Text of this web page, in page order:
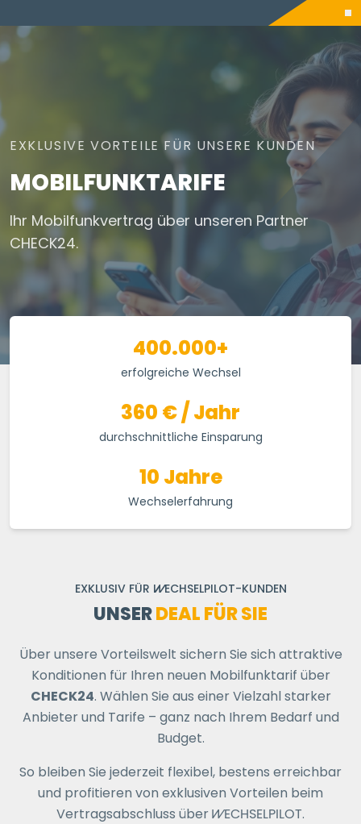
EXKLUSIVE VORTEILE FÜR UNSERE KUNDEN
MOBILFUNKTARIFE
Ihr Mobilfunkvertrag über unseren Partner
CHECK24.
400.000+
erfolgreiche Wechsel
360 € / Jahr
durchschnittliche Einsparung
10 Jahre
Wechselerfahrung
EXKLUSIV FÜR WECHSELPILOT-KUNDEN
UNSERDEAL FÜR SIE
Über unsere Vorteilswelt sichern Sie sich attraktive
Konditionen für Ihren neuen Mobilfunktarif über
CHECK24. Wählen Sie aus einer Vielzahl starker
Anbieter und Tarife – ganz nach Ihrem Bedarf und
Budget.
So bleiben Sie jederzeit flexibel, bestens erreichbar
und profitieren von exklusiven Vorteilen beim
Vertragsabschluss überWECHSELPILOT.